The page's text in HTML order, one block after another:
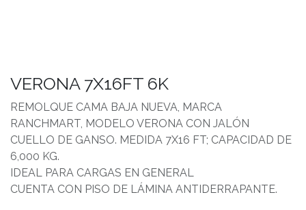
VERONA 7X16FT 6K
REMOLQUE CAMA BAJA NUEVA, MARCA
RANCHMART, MODELO VERONA CON JALÓN
CUELLO DE GANSO. MEDIDA 7X16 FT; CAPACIDAD DE
6,000 KG.
IDEAL PARA CARGAS EN GENERAL
CUENTA CON PISO DE LÁMINA ANTIDERRAPANTE.